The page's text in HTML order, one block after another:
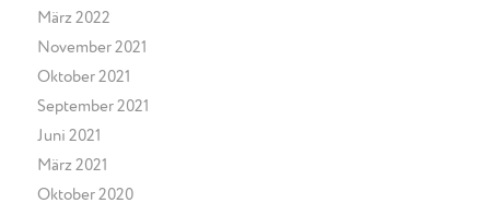
März 2022
November 2021
Oktober 2021
September 2021
Juni 2021
März 2021
Oktober 2020